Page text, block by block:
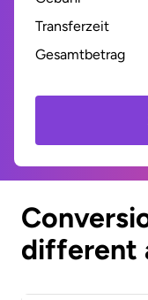
Transferzeit
Gesamtbetrag
different